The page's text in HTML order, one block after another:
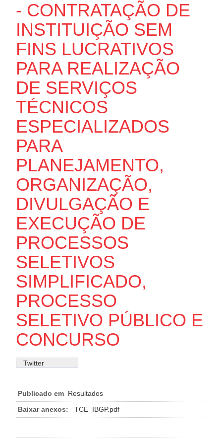
- CONTRATAÇÃO DE
INSTITUIÇÃO SEM
FINS LUCRATIVOS
PARA REALIZAÇÃO
DE SERVIÇOS
TÉCNICOS
ESPECIALIZADOS
PARA
PLANEJAMENTO,
ORGANIZAÇÃO,
DIVULGAÇÃO E
EXECUÇÃO DE
PROCESSOS
SELETIVOS
SIMPLIFICADO,
PROCESSO
SELETIVO PÚBLICO E
CONCURSO
Twitter
Publicado em Resultados
Baixar anexos:
TCE_IBGP.pdf